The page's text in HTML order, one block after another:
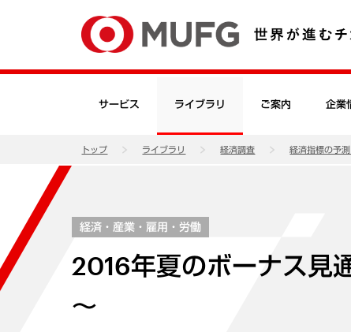
サービス ライブラリ ご案内 企業
トップ ライブラリ 経済調査 経済指標の予
経済・産業・雇用・労働
2016年夏のボーナス見
～